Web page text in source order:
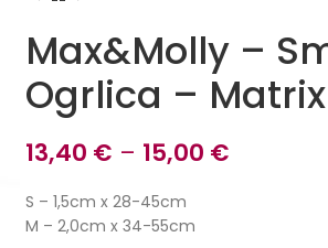
Max&Molly –
Ogrlica –
13,40 € – 15,00 €
S – 1,5cm x 28-45cm
M – 2,0cm x 34-55cm